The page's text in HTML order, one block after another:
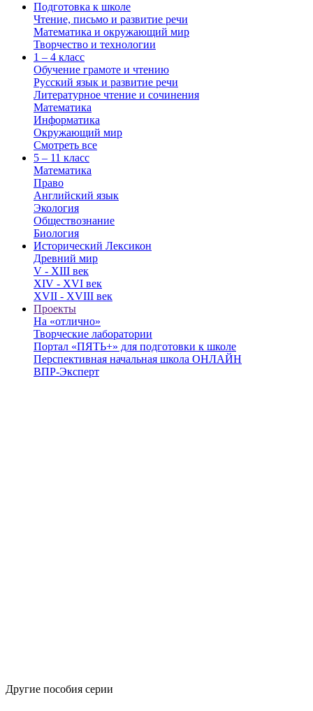
Подготовка к школе
Чтение, письмо и развитие речи
Математика и окружающий мир
Творчество и технологии
1 – 4 класс
Обучение грамоте и чтению
Русский язык и развитие речи
Литературное чтение и сочинения
Математика
Информатика
Окружающий мир
Смотреть все
5 – 11 класс
Математика
Право
Английский язык
Экология
Обществознание
Биология
Исторический Лексикон
Древний мир
V - XIII век
XIV - XVI век
XVII - XVIII век
Проекты
На «отлично»
Творческие лаборатории
Портал «ПЯТЬ+» для подготовки к школе
Перспективная начальная школа ОНЛАЙН
ВПР-Эксперт
Другие пособия серии